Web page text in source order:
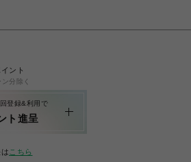
ント
分除く
登録&利用で
ト進呈
こちら